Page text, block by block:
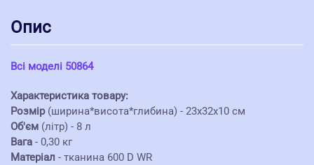
Опис
Всі моделі 50864
Характеристика товару:
Розмір(ширина*висота*глибина) - 23х32х10 см
Об'єм (літр) - 8 л
Вага - 0,30 кг
Матеріал - тканина 600 D WR